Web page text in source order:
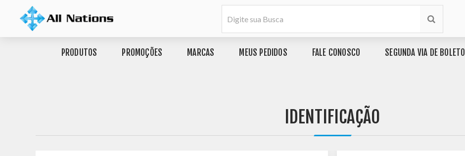
PRODUTOS PROMOÇÕES MARCAS MEUS PEDIDOS FALE CONOSCO SEGUNDA VIA DE BOLETO
IDENTIFICAÇÃO